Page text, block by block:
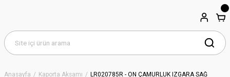
Anasayfa Kaporta Aksamı LR020785R - ÖN ÇAMURLUK IZGARA SAĞ